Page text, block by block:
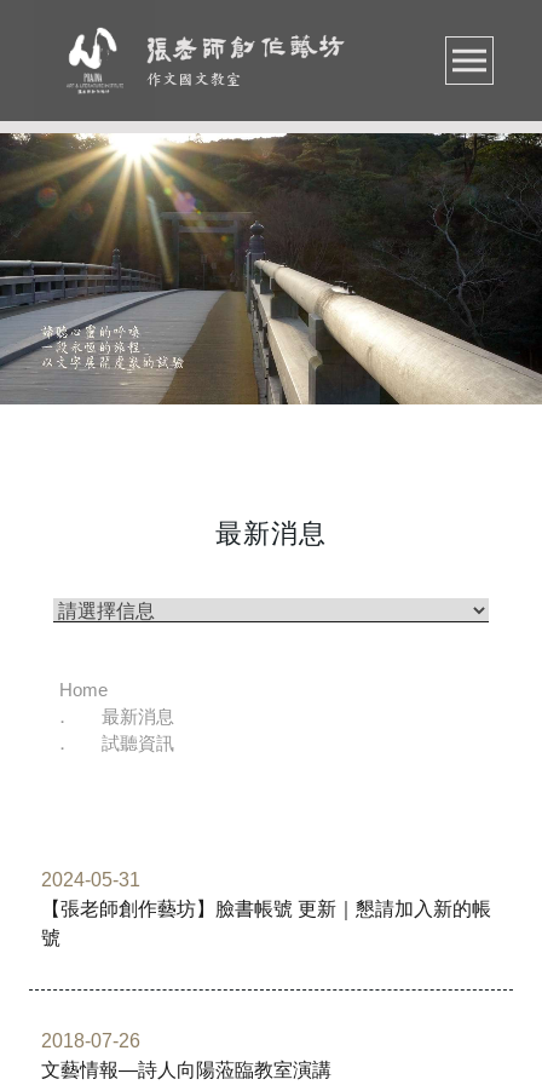
作文國文教室
最新消息
Home
最新消息
試聽資訊
2024-05-31
【張老師創作藝坊】臉書帳號 更新｜懇請加入新的帳
號
2018-07-26
文藝情報—詩人向陽蒞臨教室演講